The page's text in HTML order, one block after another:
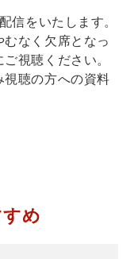
信をいたします。
なく欠席となっ
視聴ください。
聴の方への資料
め